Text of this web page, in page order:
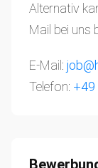
Alternativ
Mail bei uns
E-Mail:
Telefon: +49